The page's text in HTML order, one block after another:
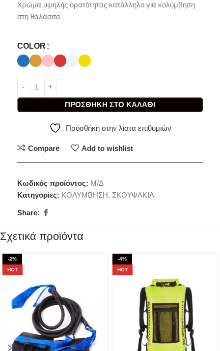
Χρώμα υψηλής ορατότητας κατάλληλο για κολύμβηση
στη θάλασσα
COLOR
ΠΡΟΣΘΉΚΗ ΣΤΟ ΚΑΛΆΘΙ
Πρόσθήκη στην λίστα επιθυμιών
Compare Add to wishlist
Κωδικός προϊόντος: Μ/Δ
Κατηγορίες: ΚΟΛΥΜΒΗΣΗ, ΣΚΟΥΦΑΚΙΑ
Share:
Σχετικά προϊόντα
-2%
HOT
-4%
HOT